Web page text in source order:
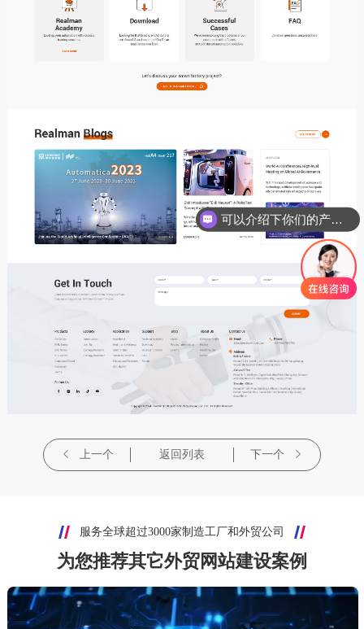
上一个 返回列表 下一个
服务全球超过3000家制造工厂和外贸公司
为您推荐其它外贸网站建设案例
可以介绍下你们的产品么
你们是怎么收费的呢